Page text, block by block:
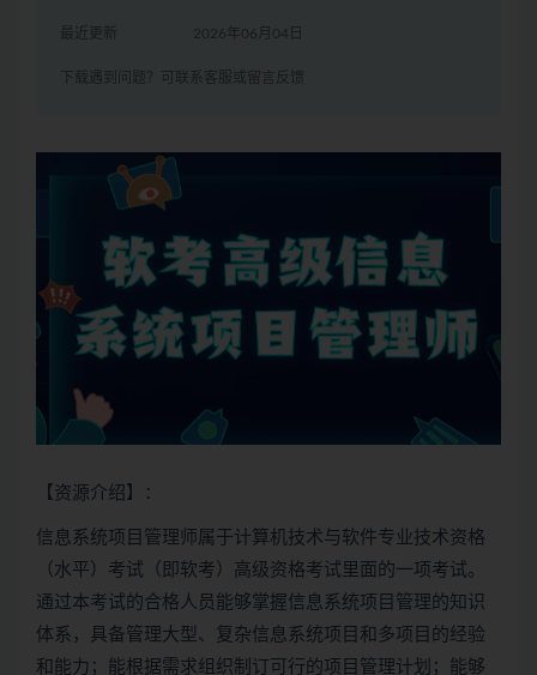
最近更新 2026年06月04日
下载遇到问题？可联系客服或留言反馈
【资源介绍】：
信息系统项目管理师属于计算机技术与软件专业技术资格
（水平）考试（即 软考 ）高级资格考试里面的一项考试。
通过本考试的合格人员能够掌握信息系统项目管理的知识
体系，具备管理大型、复杂信息系统项目和多项目的经验
和能力；能根据需求组织制订可行的项目管理计划；能够